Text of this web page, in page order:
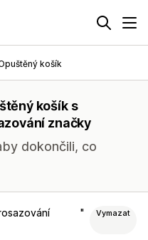
košík
košík s
značky
dokončili, co
Vymazat